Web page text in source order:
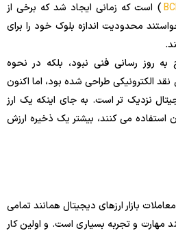
) است که زمانی ایجاد شد که برخی از
محدودیت اندازه بلوک خود را برای
به روز رسانی فنی نبود، بلکه در نحوه
الکترونیکی طراحی شده بود، اما اکنون
نزدیک تر است. به جای اینکه یک ارز
استفاده می کنند، بیشتر یک ذخیره ارزش
بازار ارزهای دیجیتال همانند تمامی
مهارت و تجربه بسیاری است. و اولین کار